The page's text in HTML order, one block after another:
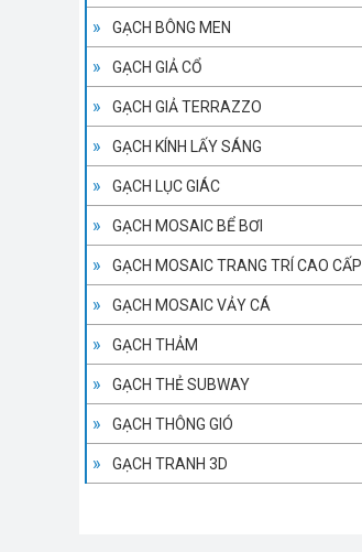
GẠCH BÔNG MEN
GẠCH GIẢ CỔ
GẠCH GIẢ TERRAZZO
GẠCH KÍNH LẤY SÁNG
GẠCH LỤC GIÁC
GẠCH MOSAIC BỂ BƠI
GẠCH MOSAIC TRANG TRÍ CAO CẤP
GẠCH MOSAIC VẢY CÁ
GẠCH THẢM
GẠCH THẺ SUBWAY
GẠCH THÔNG GIÓ
GẠCH TRANH 3D